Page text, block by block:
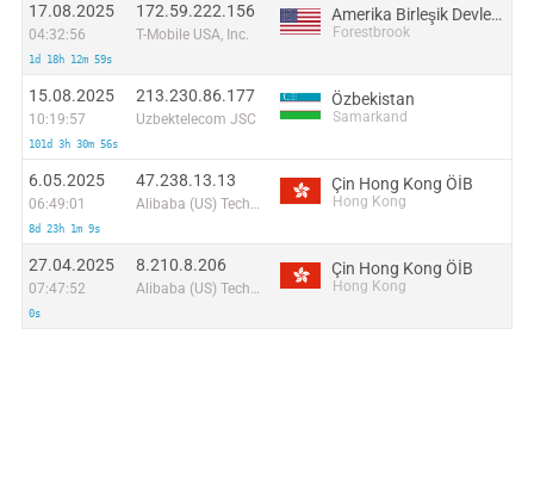
17.08.2025
04:32:56
1d 18h 12m 59s
172.59.222.156
T-Mobile USA, Inc.
Amerika Birleşik Devletleri
Forestbrook
15.08.2025
10:19:57
101d 3h 30m 56s
213.230.86.177
Uzbektelecom JSC
Özbekistan
Samarkand
6.05.2025
06:49:01
8d 23h 1m 9s
47.238.13.13
Alibaba (US) Technology Co., Ltd.
Çin Hong Kong ÖİB
Hong Kong
27.04.2025
07:47:52
0s
8.210.8.206
Alibaba (US) Technology Co., Ltd.
Çin Hong Kong ÖİB
Hong Kong